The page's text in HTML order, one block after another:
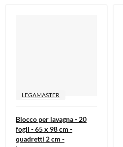
LEGAMASTER
Blocco per lavagna - 20
fogli - 65 x 98 cm -
quadretti 2 cm -